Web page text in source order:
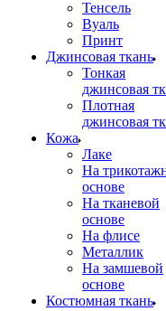
Тенсель
Вуаль
Принт
Джинсовая ткань
Тонкая
джинсовая
Плотная
джинсовая
Кожа
Лаке
На
основе
На тканевой
основе
На флисе
Металлик
На замшевой
основе
Костюмная ткань